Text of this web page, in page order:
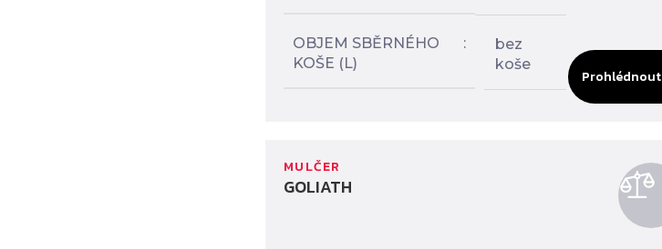
Prohlédnout
OBJEM SBĚRNÉHO
KOŠE (L)
bez
koše
GOLIATH
MULČER